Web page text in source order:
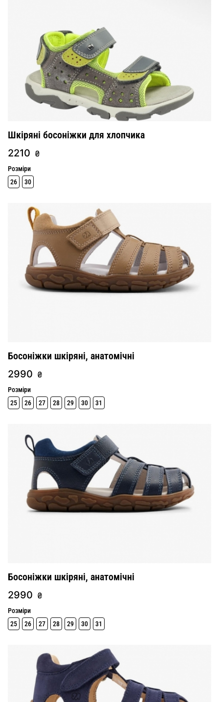
Шкіряні босоніжки для хлопчика
2210 ₴
Розміри
26
30
Босоніжки шкіряні, анатомічні
2990 ₴
Розміри
25
26 27 28 29 30 31
Босоніжки шкіряні, анатомічні
2990 ₴
Розміри
25
26 27 28 29 30 31